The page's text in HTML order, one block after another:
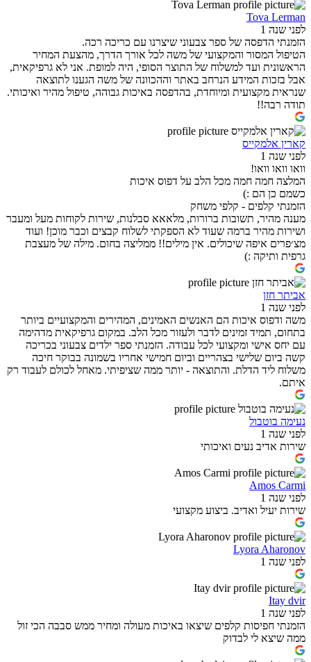
Tova Lerman
לפני שנה 1
הזמנתי הדפסה של ספר צבעוני שיצרנו עם כריכה רכה.
הטיפול המסור והמקצועי של משה לכל אורך הדרך, מהצעת המחיר
הראשונית ועד למשלוח של התוצר הסופי, היה למופת. אני לא גרפיקאית,
אבל בזכות המידע הנרחב באתר וההכוונה של משה הגענו לתוצאה
שנראית מקצועית ומיוחדת, בהדפסה באיכות גבוהה, טיפול מהיר ואיכותי.
תודה רבה!!
קארין אלמקייס
לפני שנה 1
וואו וואו וואו!
המלצה חמה חמה מכל הלב על דפוס איכות
כשמם כן הם :)
הזמנתי קלפים - קלפי משחק
מענה מהיר, תשובות ברורות, מלאאא סבלנות, שירות לקוחות מעל ומעבר
ושירות מהיר ברמה שעוד לא הספקתי לשלוח קבצים וכבר מוכן! ועוד
מצ׳פרים איפה שיכולים. אין מילים!! ממליצה בחום. מילה של מעצבת
גרפית ותיקה :)
אביתר חזן
לפני שנה 1
משה ודפוס איכות הם האנשים האמינים, המהירים והמקצועיים ביותר
בתחום, תמיד זמינים לדבר ולעזור מכל הלב. במקום גרפיקאית מדהימה
עם יחס אישי ומקצועי לכל עבודה. הזמנתי ספר ילדים צבעוני בכריכה
קשה ביום שלישי בצהריים וביום חמישי אחריו בשמונה בבוקר חיכה
משלוח ליד הדלת. והתוצאה - יותר ממה שציפיתי. מאחל לכולם לעבוד רק
איתם.
נעימה בוטבול
לפני שנה 1
שירות אדיב נעים ואיכותי
Amos Carmi
לפני שנה 1
שירות יעיל ואדיב. ביצוע מקצועי
Lyora Aharonov
לפני שנה 1
Itay dvir
לפני שנה 1
הזמנתי חפיסות קלפים שיצאו באיכות מעולה ומחיר ממש סבבה הכי זול
ממה שיצא לי לבדוק